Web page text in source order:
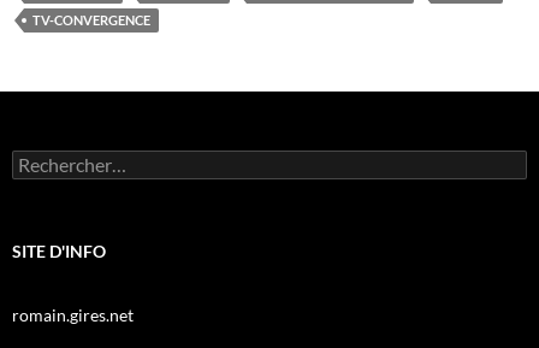
TV-CONVERGENCE
Rechercher :
SITE D'INFO
romain.gires.net